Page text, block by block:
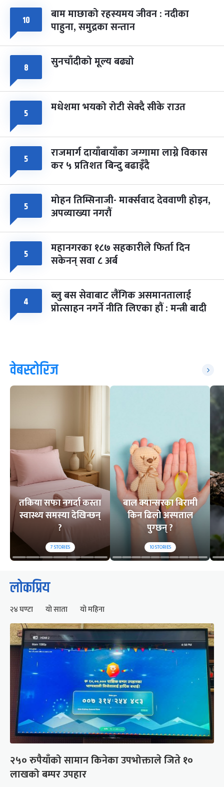
८
सोम
फागुपूर्णिमा
चैत्र ८, २०८३-Mar 22, 2027
७ महिना बाँकी
१० बाम माछाको रहस्यमय जीवन : नदीका
पाहुना, समुद्रका सन्तान
८ सुनचाँदीको मूल्य बढ्यो
५ मधेशमा भयको रोटी सेक्दै सीके राउत
५ राजमार्ग दायाँबायाँका जग्गामा लाग्ने विकास
कर ५ प्रतिशत बिन्दु बढाइँदै
५ मोहन तिम्सिनाजी- मार्क्सवाद देववाणी होइन,
अपव्याख्या नगरौं
५ महानगरका १८७ सहकारीले फिर्ता दिन
सकेनन् सवा ८ अर्ब
४ ब्लु बस सेवाबाट लैंगिक असमानतालाई
प्रोत्साहन नगर्ने नीति लिएका हौं : मन्त्री बादी
वेबस्टोरिज
तकिया सफा नगर्दा कस्ता
स्वास्थ्य समस्या देखिन्छन्
?
7STORIES
बाल क्यान्सरका बिरामी
किन ढिलो अस्पताल
पुग्छन् ?
10STORIES
लोकप्रिय
२४ घण्टा यो साता यो महिना
२५० रुपैयाँको सामान किनेका उपभोक्ताले जिते १०
लाखको बम्पर उपहार